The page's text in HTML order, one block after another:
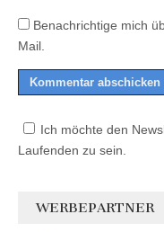
Benachrichtige mich
Mail.
Ich möchte den
Laufenden zu sein.
WERBEPARTNER